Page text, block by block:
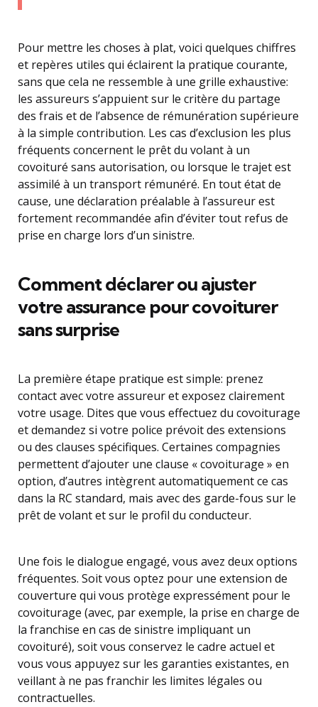
Pour mettre les choses à plat, voici quelques chiffres
et repères utiles qui éclairent la pratique courante,
sans que cela ne ressemble à une grille exhaustive:
les assureurs s’appuient sur le critère du partage
des frais et de l’absence de rémunération supérieure
à la simple contribution. Les cas d’exclusion les plus
fréquents concernent le prêt du volant à un
covoituré sans autorisation, ou lorsque le trajet est
assimilé à un transport rémunéré. En tout état de
cause, une déclaration préalable à l’assureur est
fortement recommandée afin d’éviter tout refus de
prise en charge lors d’un sinistre.
Comment déclarer ou ajuster
votre assurance pour covoiturer
sans surprise
La première étape pratique est simple: prenez
contact avec votre assureur et exposez clairement
votre usage. Dites que vous effectuez du covoiturage
et demandez si votre police prévoit des extensions
ou des clauses spécifiques. Certaines compagnies
permettent d’ajouter une clause « covoiturage » en
option, d’autres intègrent automatiquement ce cas
dans la RC standard, mais avec des garde-fous sur le
prêt de volant et sur le profil du conducteur.
Une fois le dialogue engagé, vous avez deux options
fréquentes. Soit vous optez pour une extension de
couverture qui vous protège expressément pour le
covoiturage (avec, par exemple, la prise en charge de
la franchise en cas de sinistre impliquant un
covoituré), soit vous conservez le cadre actuel et
vous vous appuyez sur les garanties existantes, en
veillant à ne pas franchir les limites légales ou
contractuelles.